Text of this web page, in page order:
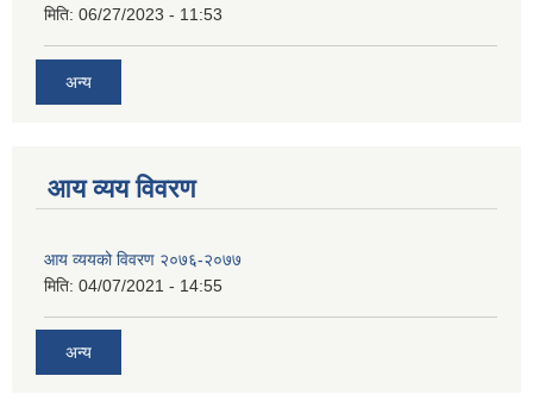
मिति: 06/27/2023 - 11:53
अन्य
आय व्यय विवरण
आय व्ययको विवरण २०७६-२०७७
मिति: 04/07/2021 - 14:55
अन्य